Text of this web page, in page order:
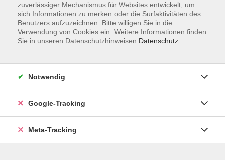
zuverlässiger Mechanismus für Websites entwickelt, um
sich Informationen zu merken oder die Surfaktivitäten des
Benutzers aufzuzeichnen. Bitte willigen Sie in die
Verwendung von Cookies ein. Weitere Informationen finden
Sie in unseren Datenschutzhinweisen. Datenschutz
Notwendig
Google-Tracking
Meta-Tracking